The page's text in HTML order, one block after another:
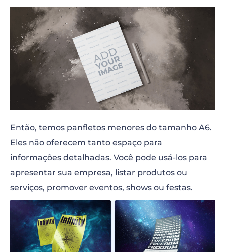
Então, temos panfletos menores do tamanho A6.
Eles não oferecem tanto espaço para
informações detalhadas. Você pode usá-los para
apresentar sua empresa, listar produtos ou
serviços, promover eventos, shows ou festas.